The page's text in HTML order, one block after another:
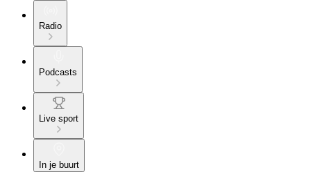
Radio
Podcasts
Live sport
In je buurt